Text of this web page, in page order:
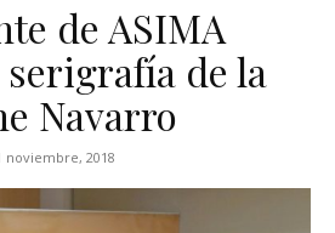
de ASIMA
de la
Navarro
noviembre, 2018